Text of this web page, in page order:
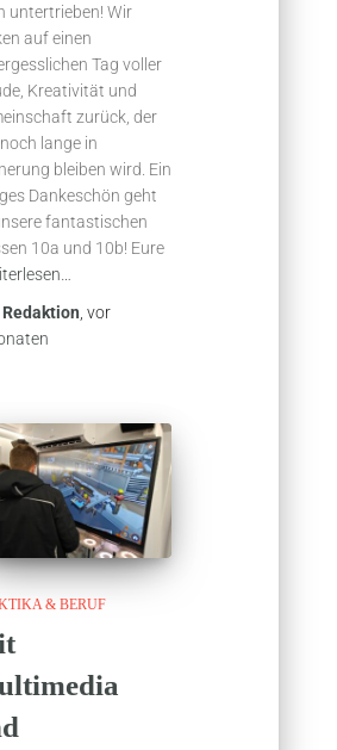
untertrieben! Wir
auf einen
Tag voller
Kreativität und
zurück, der
lange in
bleiben wird. Ein
Dankeschön geht
fantastischen
10a und 10b! Eure
Redaktion , vor
& BERUF